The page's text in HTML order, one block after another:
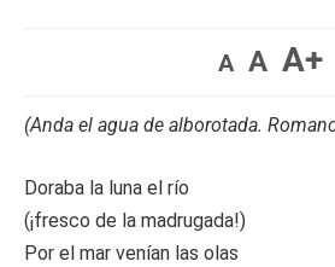
A A A+
(Anda el agua de alborotada.
Doraba la luna el río
(¡fresco de la madrugada!)
Por el mar venían las olas